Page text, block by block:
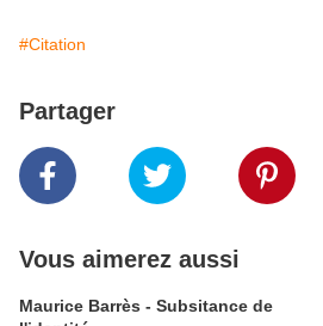
#Citation
Partager
Vous aimerez aussi
Maurice Barrès - Subsitance de